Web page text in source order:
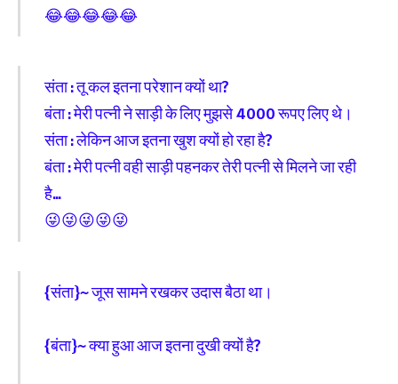
😂😂😂😂😂
संता : तू कल इतना परेशान क्यों था?
बंता : मेरी पत्नी ने साड़ी के लिए मुझसे 4000 रूपए लिए थे।
संता : लेकिन आज इतना खुश क्यों हो रहा है?
बंता : मेरी पत्नी वही साड़ी पहनकर तेरी पत्नी से मिलने जा रही
है…
😜😜😜😜😜
{संता}~ जूस सामने रखकर उदास बैठा था।
{बंता}~ क्या हुआ आज इतना दुखी क्यों है?